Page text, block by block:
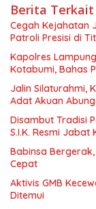
Berita Terkait
Cegah Kejahatan
Patroli Presisi di
Kapolres
Kotabumi, Bahas
Jalin Silaturahmi,
Adat Akuan
Disambut Tradisi
S.I.K. Resmi
Babinsa
Cepat
Aktivis GMB
Ditemui